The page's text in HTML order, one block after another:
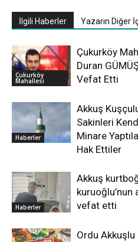
İlgili Haberler Yazarın Diğer
Çukurköy
Mahallesi
Çukurköy
Duran
Vefat Etti
Haberler
Akkuş
Sakinleri
Minare
Hak Ettiler
Haberler
Akkuş
kuruoğlu’nun
vefat etti
Ordu Akkuşlu